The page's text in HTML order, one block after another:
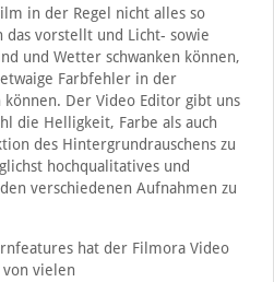
in der Regel nicht alles so
vorstellt und Licht- sowie
und Wetter schwanken können,
Farbfehler in der
Der Video Editor gibt uns
die Helligkeit, Farbe als auch
des Hintergrundrauschens zu
hochqualitatives und
verschiedenen Aufnahmen zu
hat der Filmora Video
vielen